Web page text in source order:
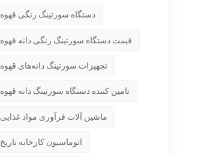
دستگاه سورتینگ رنگی قهوه
قیمت دستگاه سورتینگ رنگی دانه قهوه
تجهیزات سورتینگ دانه‌های قهوه
تامین کننده دستگاه سورتینگ دانه قهوه
ماشین آلات فرآوری مواد غذایی
اتوماسیون کارخانه تاریخ